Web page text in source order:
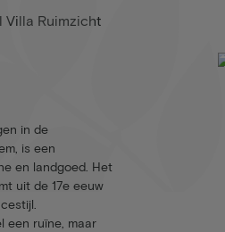
Villa Ruimzicht
in de
is een
en landgoed. Het
uit de 17e eeuw
een ruïne, maar